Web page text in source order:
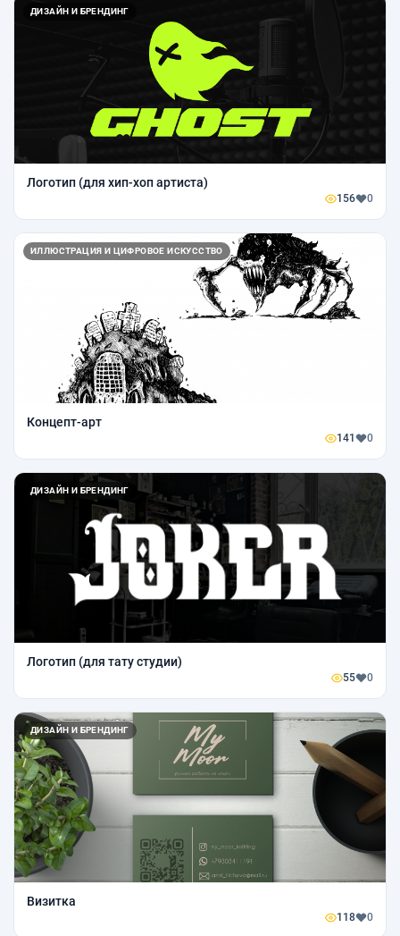
ДИЗАЙН И БРЕНДИНГ
Логотип (для хип-хоп артиста)
156 0
ИЛЛЮСТРАЦИЯ И ЦИФРОВОЕ ИСКУССТВО
Концепт-арт
141 0
ДИЗАЙН И БРЕНДИНГ
Логотип (для тату студии)
55 0
ДИЗАЙН И БРЕНДИНГ
Визитка
118 0